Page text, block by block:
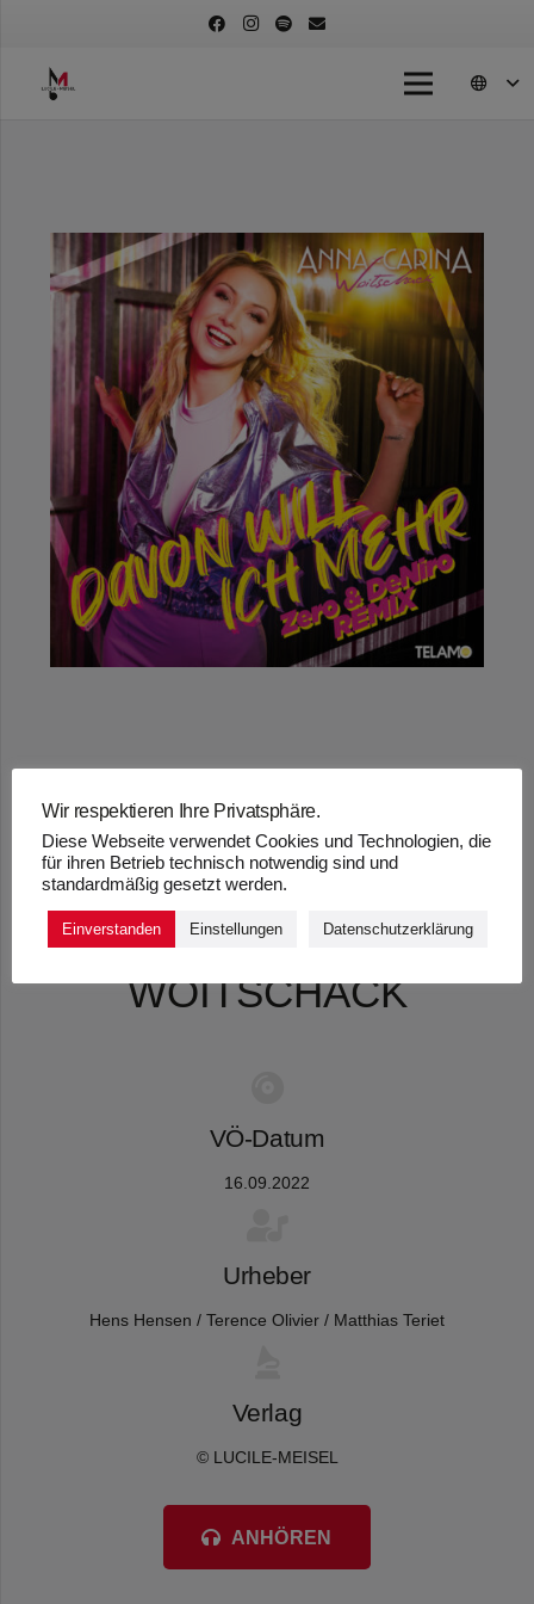
„DAVON WILL ICH
MEHR (ZERO &
DENIRO REMIX)“ –
ANNA-CARINA
WOITSCHACK
VÖ-Datum
16.09.2022
Urheber
Hens Hensen / Terence Olivier / Matthias Teriet
Verlag
© LUCILE-MEISEL
ANHÖREN
Wir respektieren Ihre Privatsphäre.
Diese Webseite verwendet Cookies und Technologien, die
für ihren Betrieb technisch notwendig sind und
standardmäßig gesetzt werden.
Einverstanden Einstellungen Datenschutzerklärung